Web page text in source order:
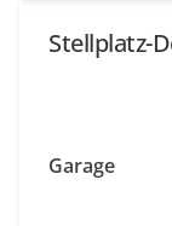
Stellplatz-
Garage